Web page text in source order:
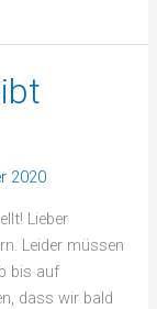
2020
Lieber
Leider müssen
bis auf
dass wir bald